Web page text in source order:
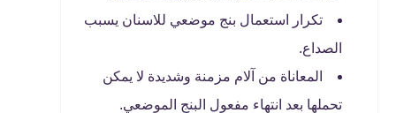
تكرار استعمال بنج موضعي للاسنان يسبب
الصداع.
المعاناة من آلام مزمنة وشديدة لا يمكن
تحملها بعد انتهاء مفعول البنج الموضعي.